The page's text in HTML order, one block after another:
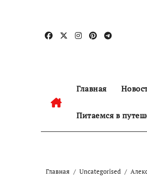
содержанию
Главная
Питаемся в
Главная Uncategorised